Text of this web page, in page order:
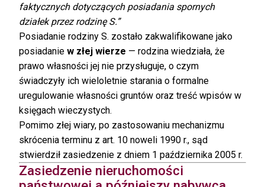
faktycznych dotyczących posiadania spornych
działek przez rodzinę S.”
Posiadanie rodziny S. zostało zakwalifikowane jako
posiadanie w złej wierze — rodzina wiedziała, że
prawo własności jej nie przysługuje, o czym
świadczyły ich wieloletnie starania o formalne
uregulowanie własności gruntów oraz treść wpisów w
księgach wieczystych.
Pomimo złej wiary, po zastosowaniu mechanizmu
skrócenia terminu z art. 10 noweli 1990 r., sąd
stwierdził zasiedzenie z dniem 1 października 2005 r.
Zasiedzenie nieruchomości